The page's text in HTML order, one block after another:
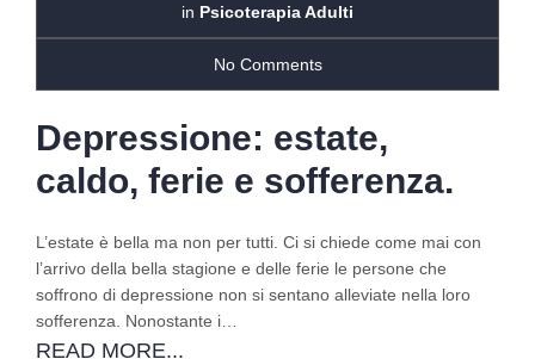
in Psicoterapia Adulti
No Comments
Depressione: estate,
caldo, ferie e sofferenza.
L’estate è bella ma non per tutti. Ci si chiede come mai con
l’arrivo della bella stagione e delle ferie le persone che
soffrono di depressione non si sentano alleviate nella loro
sofferenza. Nonostante i…
READ MORE...